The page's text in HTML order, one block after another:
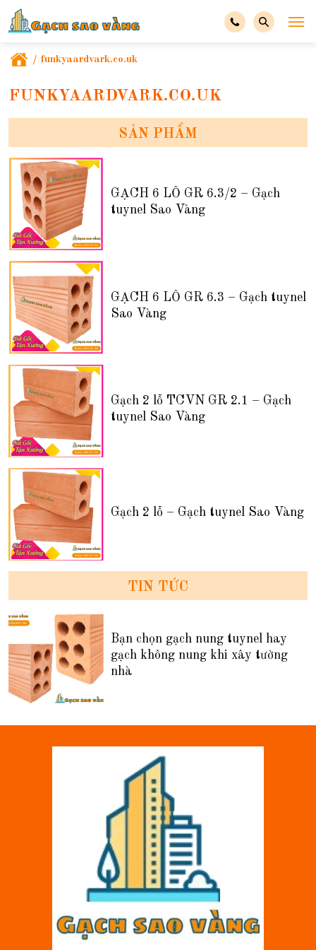
/ funkyaardvark.co.uk
FUNKYAARDVARK.CO.UK
SẢN PHẨM
GẠCH 6 LỖ GR 6.3/2 – Gạch
tuynel Sao Vàng
GẠCH 6 LỖ GR 6.3 – Gạch tuynel
Sao Vàng
Gạch 2 lỗ TCVN GR 2.1 – Gạch
tuynel Sao Vàng
Gạch 2 lỗ – Gạch tuynel Sao Vàng
TIN TỨC
Bạn chọn gạch nung tuynel hay
gạch không nung khi xây tường
nhà